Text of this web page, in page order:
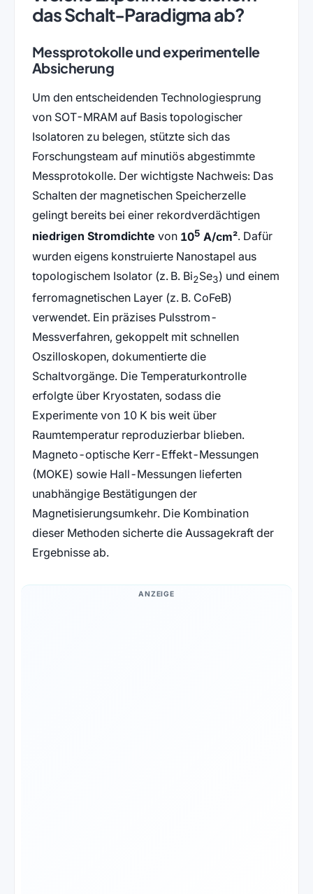
das Schalt-Paradigma ab?
Messprotokolle und experimentelle
Absicherung
Um den entscheidenden Technologiesprung
von SOT-MRAM auf Basis topologischer
Isolatoren zu belegen, stützte sich das
Forschungsteam auf minutiös abgestimmte
Messprotokolle. Der wichtigste Nachweis: Das
Schalten der magnetischen Speicherzelle
gelingt bereits bei einer rekordverdächtigen
niedrigen Stromdichte von 105 A/cm². Dafür
wurden eigens konstruierte Nanostapel aus
topologischem Isolator (z. B. Bi2Se3) und einem
ferromagnetischen Layer (z. B. CoFeB)
verwendet. Ein präzises Pulsstrom-
Messverfahren, gekoppelt mit schnellen
Oszilloskopen, dokumentierte die
Schaltvorgänge. Die Temperaturkontrolle
erfolgte über Kryostaten, sodass die
Experimente von 10 K bis weit über
Raumtemperatur reproduzierbar blieben.
Magneto-optische Kerr-Effekt-Messungen
(MOKE) sowie Hall-Messungen lieferten
unabhängige Bestätigungen der
Magnetisierungsumkehr. Die Kombination
dieser Methoden sicherte die Aussagekraft der
Ergebnisse ab.
ANZEIGE